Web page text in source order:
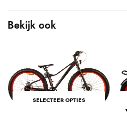
Bekijk ook
SELECTEER OPTIES